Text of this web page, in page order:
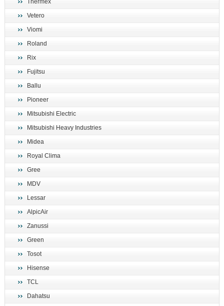
Thermex
Vetero
Viomi
Roland
Rix
Fujitsu
Ballu
Pioneer
Mitsubishi Electric
Mitsubishi Heavy Industries
Midea
Royal Clima
Gree
MDV
Lessar
AlpicAir
Zanussi
Green
Tosot
Hisense
TCL
Dahatsu